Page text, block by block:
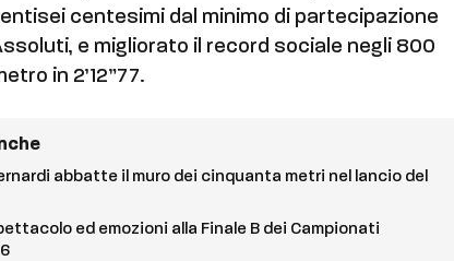
centesimi dal minimo di partecipazione
e migliorato il record sociale negli 800
in 2’12”77.
abbatte il muro dei cinquanta metri nel lancio del
ed emozioni alla Finale B dei Campionati